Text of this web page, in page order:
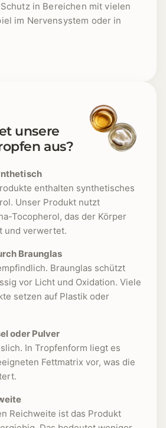
in Bereichen mit vielen
im Nervensystem oder in
unsere
aus?
enthalten synthetisches
Unser Produkt nutzt
Tocopherol, das der Körper
und verwertet.
Braunglas
Braunglas schützt
vor Licht und Oxidation. Viele
setzen auf Plastik oder
oder Pulver
In Tropfenform liegt es
Fettmatrix vor, was die
Reichweite ist das Produkt